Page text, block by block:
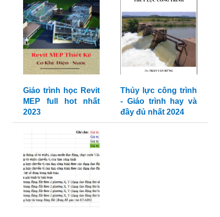
Giáo trình học Revit
MEP full hot nhất
2023
Thủy lực công trình
- Giáo trình hay và
đầy đủ nhất 2024